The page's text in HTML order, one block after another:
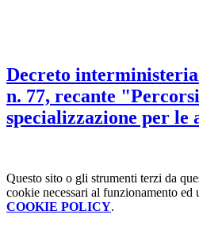
Decreto
n. 77, recante
specializzazione per le
Questo sito o gli strumenti terzi da
cookie necessari al funzionamento
COOKIE POLICY.